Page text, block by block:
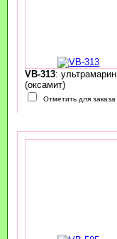
VB-313: ультрамарин
(оксамит)
Отметить для заказа